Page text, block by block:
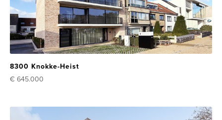
8300 Knokke-Heist
€ 645.000